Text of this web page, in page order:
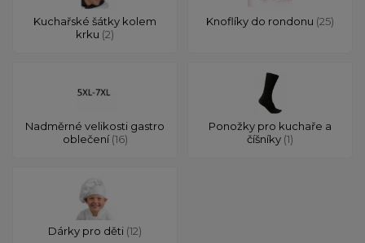
Kuchařské šátky kolem
krku (2)
Knoflíky do rondonu (25)
Nadměrné velikosti gastro
oblečení(16)
Ponožky pro kuchaře a
číšníky (1)
Dárky pro děti (12)